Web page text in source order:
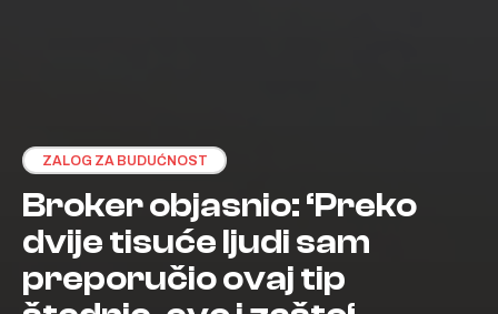
ZALOG ZA BUDUĆNOST
Broker objasnio: ‘Preko
dvije tisuće ljudi sam
preporučio ovaj tip